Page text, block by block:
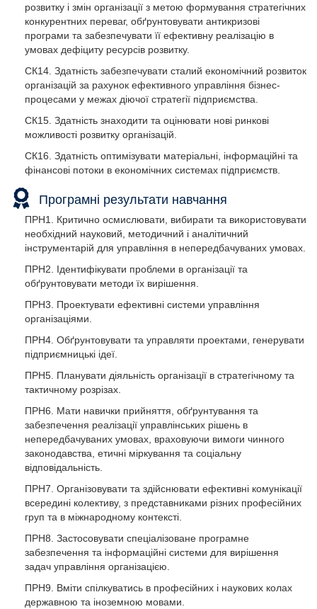
розвитку і змін організації з метою формування стратегічних
конкурентних переваг, обґрунтовувати антикризові
програми та забезпечувати її ефективну реалізацію в
умовах дефіциту ресурсів розвитку.
СК14. Здатність забезпечувати сталий економічний розвиток
організацій за рахунок ефективного управління бізнес-
процесами у межах діючої стратегії підприємства.
СК15. Здатність знаходити та оцінювати нові ринкові
можливості розвитку організацій.
СК16. Здатність оптимізувати матеріальні, інформаційні та
фінансові потоки в економічних системах підприємств.
Програмні результати навчання
ПРН1. Критично осмислювати, вибирати та використовувати
необхідний науковий, методичний і аналітичний
інструментарій для управління в непередбачуваних умовах.
ПРН2. Ідентифікувати проблеми в організації та
обґрунтовувати методи їх вирішення.
ПРН3. Проектувати ефективні системи управління
організаціями.
ПРН4. Обґрунтовувати та управляти проектами, генерувати
підприємницькі ідеї.
ПРН5. Планувати діяльність організації в стратегічному та
тактичному розрізах.
ПРН6. Мати навички прийняття, обґрунтування та
забезпечення реалізації управлінських рішень в
непередбачуваних умовах, враховуючи вимоги чинного
законодавства, етичні міркування та соціальну
відповідальність.
ПРН7. Організовувати та здійснювати ефективні комунікації
всередині колективу, з представниками різних професійних
груп та в міжнародному контексті.
ПРН8. Застосовувати спеціалізоване програмне
забезпечення та інформаційні системи для вирішення
задач управління організацією.
ПРН9. Вміти спілкуватись в професійних і наукових колах
державною та іноземною мовами.